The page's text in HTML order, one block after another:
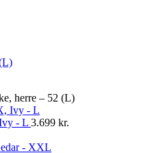
herre – 52 (L)
- L 3.699 kr.